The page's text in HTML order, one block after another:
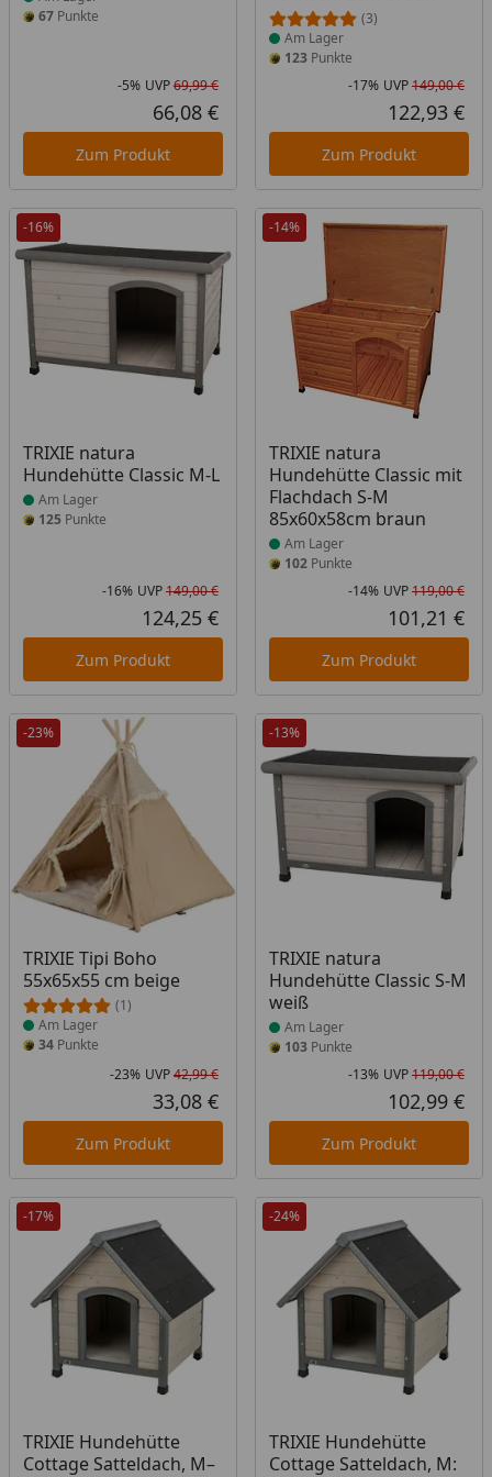
67 Punkte
Rabatt in Prozent
-5%
Ursprünglicher Preis
UVP69,99 €
Aktueller Preis
66,08 €
Zum Produkt
(3)
Am Lager
123Punkte
-17% UVP149,00 €
122,93 €
Zum Produkt
-16%
TRIXIE natura
Hundehütte Classic M-L
Produkt am Lager
Am Lager
125 Punkte
Rabatt in Prozent
-16%
Ursprünglicher Preis
UVP149,00 €
Aktueller Preis
124,25 €
Zum Produkt
-14%
TRIXIE natura
Hundehütte Classic mit
Flachdach S-M
85x60x58cm braun
Produkt am Lager
Am Lager
102Punkte
-14% UVP119,00 €
101,21 €
Zum Produkt
-23%
TRIXIE Tipi Boho
55x65x55 cm beige
(1)
Produkt am Lager
Am Lager
34 Punkte
Rabatt in Prozent
-23%
Ursprünglicher Preis
UVP42,99 €
Aktueller Preis
33,08 €
Zum Produkt
-13%
TRIXIE natura
Hundehütte Classic S-M
weiß
Produkt am Lager
Am Lager
103Punkte
-13% UVP119,00 €
102,99 €
Zum Produkt
-17%
TRIXIE Hundehütte
Cottage Satteldach, M–
Produkt am Lager
-24%
TRIXIE Hundehütte
Cottage Satteldach, M:
Produkt am Lager